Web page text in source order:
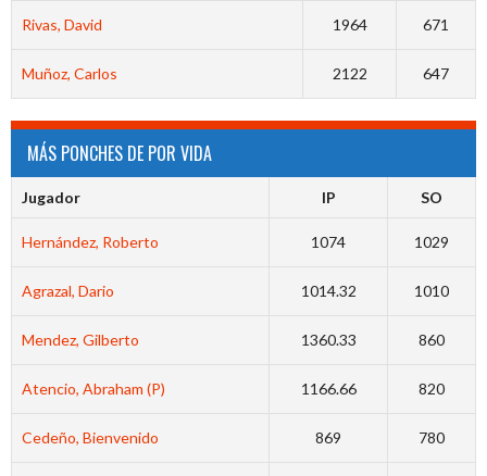
Rivas, David 1964 671
Muñoz, Carlos 2122 647
MÁS PONCHES DE POR VIDA
Jugador IP SO
Hernández, Roberto 1074 1029
Agrazal, Dario 1014.32 1010
Mendez, Gilberto 1360.33 860
Atencio, Abraham (P) 1166.66 820
Cedeño, Bienvenido 869 780